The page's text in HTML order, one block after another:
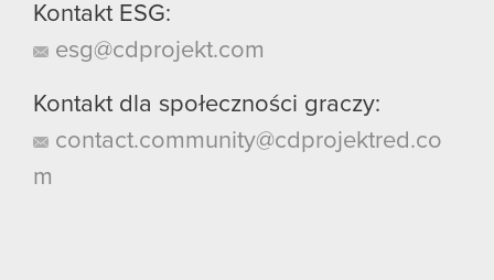
Kontakt ESG:
esg@cdprojekt.com
Kontakt dla społeczności graczy:
contact.community@cdprojektred.co
m